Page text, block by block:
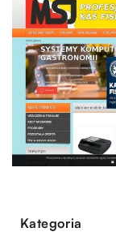
Kategoria